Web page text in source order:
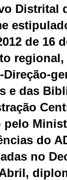
Distrital
de 16
Direção-
e das
pelo
do
no